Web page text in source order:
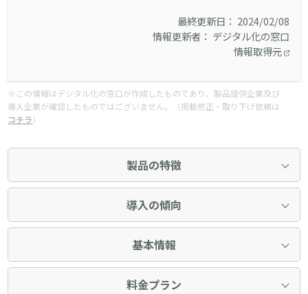
最終更新日： 2024/02/08
情報更新者： デジタル化の窓口
情報取得元
※この情報はデジタル化の窓口が作成したものであり、製品提供企業及び
導入企業が確認したものではございません。（掲載修正・取り下げ依頼は
コチラ）
製品の特徴
導入の傾向
基本情報
料金プラン